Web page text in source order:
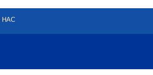
НАС